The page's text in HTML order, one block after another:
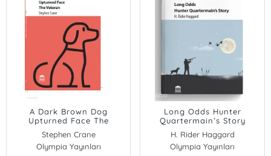
A Dark Brown Dog
Upturned Face The
Veteran
Stephen Crane
Olympia Yayınları
Long Odds Hunter
Quartermain’s Story
H. Rider Haggard
Olympia Yayınları